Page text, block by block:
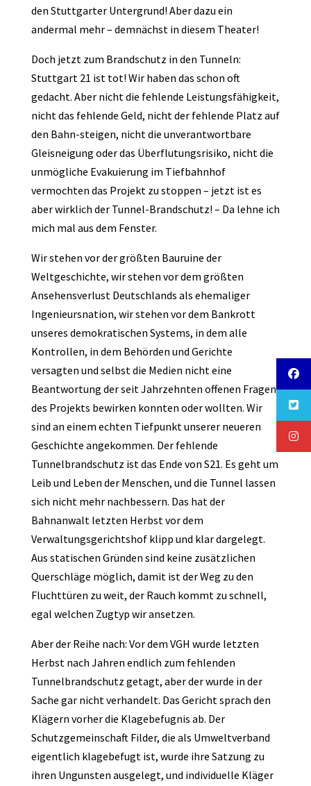
den Stuttgarter Untergrund! Aber dazu ein
andermal mehr – demnächst in diesem Theater!
Doch jetzt zum Brandschutz in den Tunneln:
Stuttgart 21 ist tot! Wir haben das schon oft
gedacht. Aber nicht die fehlende Leistungsfähigkeit,
nicht das fehlende Geld, nicht der fehlende Platz auf
den Bahn-steigen, nicht die unverantwortbare
Gleisneigung oder das Überflutungsrisiko, nicht die
unmögliche Evakuierung im Tiefbahnhof
vermochten das Projekt zu stoppen – jetzt ist es
aber wirklich der Tunnel-Brandschutz! – Da lehne ich
mich mal aus dem Fenster.
Wir stehen vor der größten Bauruine der
Weltgeschichte, wir stehen vor dem größten
Ansehensverlust Deutschlands als ehemaliger
Ingenieursnation, wir stehen vor dem Bankrott
unseres demokratischen Systems, in dem alle
Kontrollen, in dem Behörden und Gerichte
versagten und selbst die Medien nicht eine
Beantwortung der seit Jahrzehnten offenen Fragen
des Projekts bewirken konnten oder wollten. Wir
sind an einem echten Tiefpunkt unserer neueren
Geschichte angekommen. Der fehlende
Tunnelbrandschutz ist das Ende von S21. Es geht um
Leib und Leben der Menschen, und die Tunnel lassen
sich nicht mehr nachbessern. Das hat der
Bahnanwalt letzten Herbst vor dem
Verwaltungsgerichtshof klipp und klar dargelegt.
Aus statischen Gründen sind keine zusätzlichen
Querschläge möglich, damit ist der Weg zu den
Fluchttüren zu weit, der Rauch kommt zu schnell,
egal welchen Zugtyp wir ansetzen.
Aber der Reihe nach: Vor dem VGH wurde letzten
Herbst nach Jahren endlich zum fehlenden
Tunnelbrandschutz getagt, aber der wurde in der
Sache gar nicht verhandelt. Das Gericht sprach den
Klägern vorher die Klagebefugnis ab. Der
Schutzgemeinschaft Filder, die als Umweltverband
eigentlich klagebefugt ist, wurde ihre Satzung zu
ihren Ungunsten ausgelegt, und individuelle Kläger